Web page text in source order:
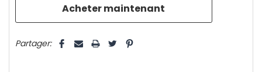
Partager: